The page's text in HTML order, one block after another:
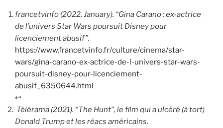
francetvinfo (2022, January). “Gina Carano : ex-actrice
de l’univers Star Wars poursuit Disney pour
licenciement abusif”.
https://www.francetvinfo.fr/culture/cinema/star-
wars/gina-carano-ex-actrice-de-l-univers-star-wars-
poursuit-disney-pour-licenciement-
abusif_6350644.html
↩︎
Télérama (2021). “The Hunt”, le film qui a ulcéré (à tort)
Donald Trump et les réacs américains.